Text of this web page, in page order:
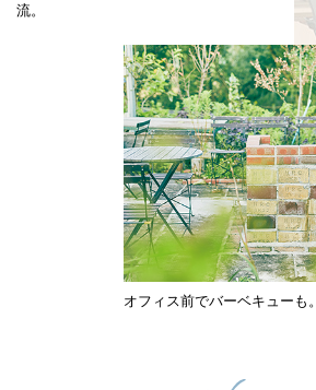
流。
オフィス前でバーベキューも。